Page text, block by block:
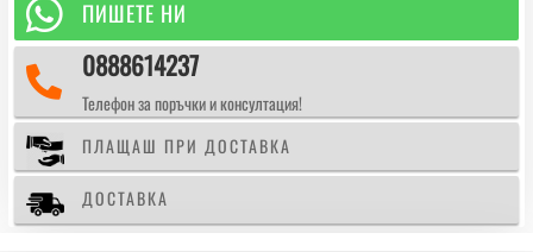
кола
 ПИШЕТЕ НИ
 0888614237
Телефон за поръчки и консултация!
ПЛАЩАШ ПРИ ДОСТАВКА
ДОСТАВКА